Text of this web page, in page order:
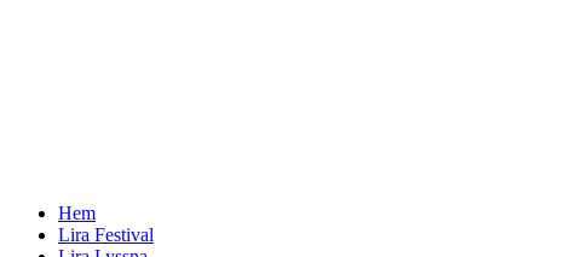
Hem
Lira Festival